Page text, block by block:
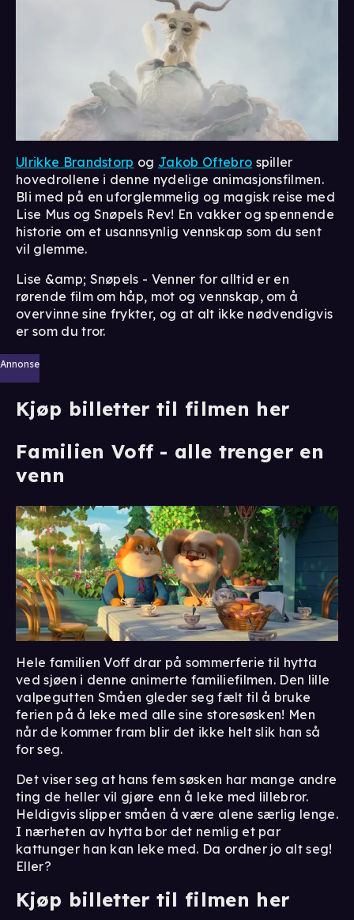
Ulrikke Brandstorp og Jakob Oftebro spiller
hovedrollene i denne nydelige animasjonsfilmen.
Bli med på en uforglemmelig og magisk reise med
Lise Mus og Snøpels Rev! En vakker og spennende
historie om et usannsynlig vennskap som du sent
vil glemme.
Lise &amp; Snøpels - Venner for alltid er en
rørende film om håp, mot og vennskap, om å
overvinne sine frykter, og at alt ikke nødvendigvis
er som du tror.
Annonse
Kjøp billetter til filmen her
Familien Voff - alle trenger en
venn
Hele familien Voff drar på sommerferie til hytta
ved sjøen i denne animerte familiefilmen. Den lille
valpegutten Småen gleder seg fælt til å bruke
ferien på å leke med alle sine storesøsken! Men
når de kommer fram blir det ikke helt slik han så
for seg.
Det viser seg at hans fem søsken har mange andre
ting de heller vil gjøre enn å leke med lillebror.
Heldigvis slipper småen å være alene særlig lenge.
I nærheten av hytta bor det nemlig et par
kattunger han kan leke med. Da ordner jo alt seg!
Eller?
Kjøp billetter til filmen her